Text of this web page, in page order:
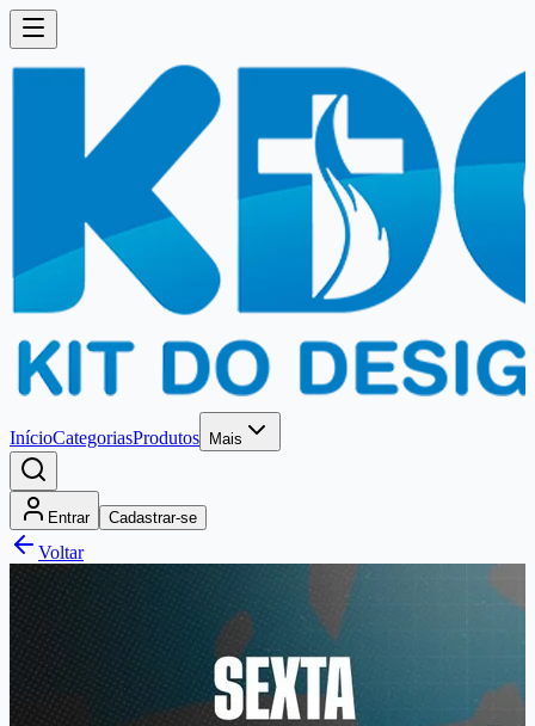
InícioCategoriasProdutos Mais
Entrar Cadastrar-se
Voltar